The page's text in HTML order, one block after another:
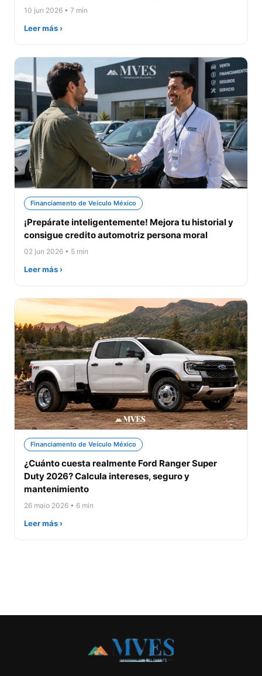
10 jun 2026 • 7 min
Leer más ›
Financiamento de Veículo México
¡Prepárate inteligentemente! Mejora tu historial y
consigue credito automotriz persona moral
02 jun 2026 • 5 min
Leer más ›
Financiamento de Veículo México
¿Cuánto cuesta realmente Ford Ranger Super
Duty 2026? Calcula intereses, seguro y
mantenimiento
26 maio 2026 • 6 min
Leer más ›